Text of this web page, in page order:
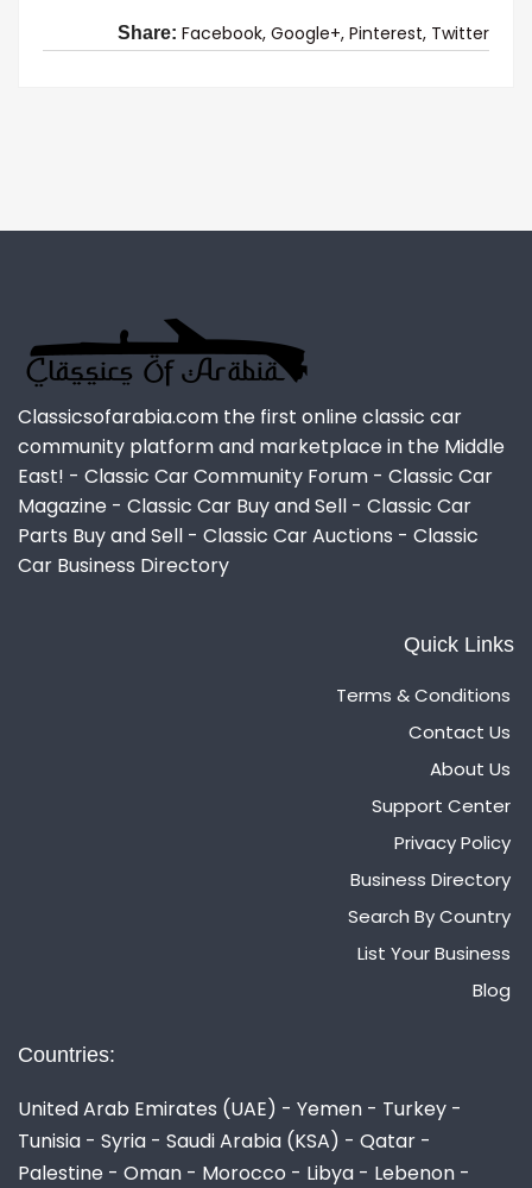
Share: Facebook, Google+, Pinterest, Twitter
Classicsofarabia.com the first online classic car
community platform and marketplace in the Middle
East! - Classic Car Community Forum - Classic Car
Magazine - Classic Car Buy and Sell - Classic Car
Parts Buy and Sell - Classic Car Auctions - Classic
Car Business Directory
Quick Links
Terms & Conditions
Contact Us
About Us
Support Center
Privacy Policy
Business Directory
Search By Country
List Your Business
Blog
Countries:
United Arab Emirates (UAE) - Yemen - Turkey -
Tunisia - Syria - Saudi Arabia (KSA) - Qatar -
Palestine - Oman - Morocco - Libya - Lebenon -